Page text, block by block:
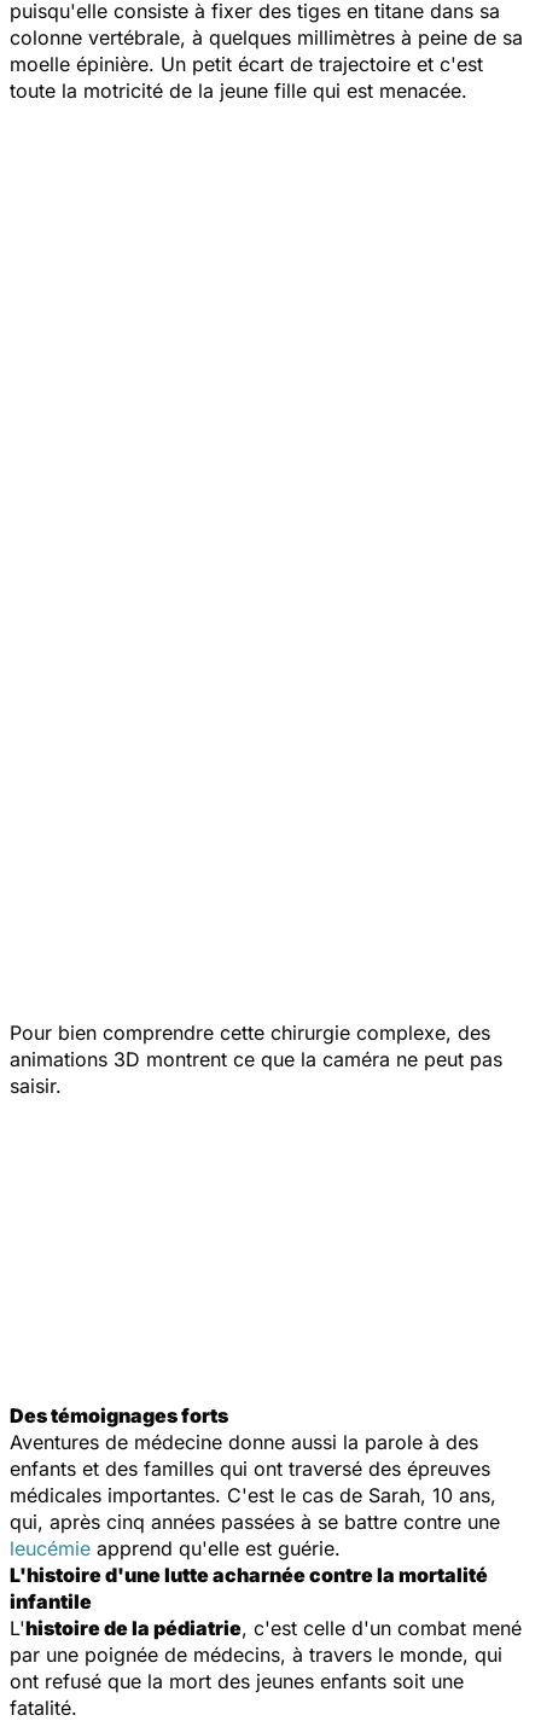
puisqu'elle consiste à fixer des tiges en titane dans sa
colonne vertébrale, à quelques millimètres à peine de sa
moelle épinière. Un petit écart de trajectoire et c'est
toute la motricité de la jeune fille qui est menacée.
Pour bien comprendre cette chirurgie complexe, des
animations 3D montrent ce que la caméra ne peut pas
saisir.
Des témoignages forts
Aventures de médecine donne aussi la parole à des
enfants et des familles qui ont traversé des épreuves
médicales importantes. C'est le cas de Sarah, 10 ans,
qui, après cinq années passées à se battre contre une
leucémie apprend qu'elle est guérie.
L'histoire d'une lutte acharnée contre la mortalité
infantile
L'histoire de la pédiatrie, c'est celle d'un combat mené
par une poignée de médecins, à travers le monde, qui
ont refusé que la mort des jeunes enfants soit une
fatalité.